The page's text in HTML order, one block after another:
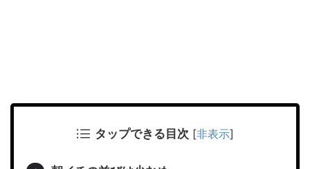
タップできる目次 [非表示]